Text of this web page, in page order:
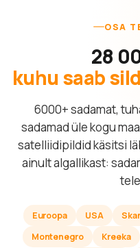
OSA
28
kuhu saab
6000+ sadamat,
sadamad üle kogu
satelliidipildid käsitsi
ainult algallikast:
Euroopa USA
Montenegro
Kreeka